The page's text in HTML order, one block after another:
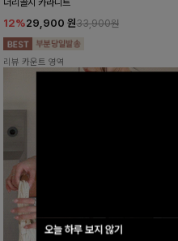
오늘 하루 보지 않기
더리골지 카라니트
12%29,900 원33,900원
리뷰 카운트 영역